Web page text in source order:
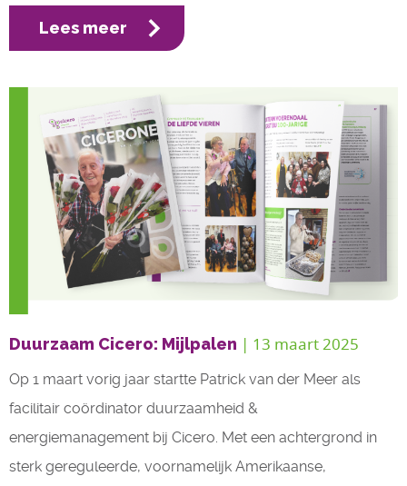
Lees meer
Duurzaam Cicero: Mijlpalen | 13 maart 2025
Op 1 maart vorig jaar startte Patrick van der Meer als
facilitair coördinator duurzaamheid &
energiemanagement bij Cicero. Met een achtergrond in
sterk gereguleerde, voornamelijk Amerikaanse,